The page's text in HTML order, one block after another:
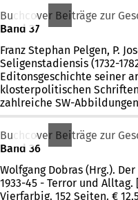
Buchcover Beiträge zur
Band 37
Franz Stephan Pelgen, P.
Seligenstadiensis (1732-
Editonsgeschichte seiner
klosterpolitischen
zahlreiche SW-
Buchcover Beiträge zur
Band 36
Wolfgang Dobras (Hrg.).
1933-45 - Terror und
Vierfarbig. 152 Seiten. €